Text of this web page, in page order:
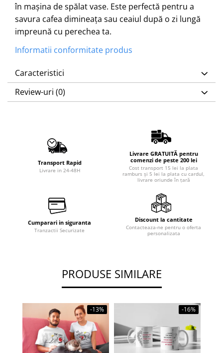
în mașina de spălat vase. Este perfectă pentru a
savura cafea dimineața sau ceaiul după o zi lungă
impreună cu perechea ta.
Informatii conformitate produs
Caracteristici
Review-uri (0)
Transport Rapid
Livrare in 24-48H
Livrare GRATUITĂ pentru
comenzi de peste 200 lei
Cost transport 15 lei la plata
ramburs și 5 lei la plata cu cardul,
livrare oriunde în țară
Cumparari in siguranta
Tranzactii Securizate
Discount la cantitate
Contacteaza-ne pentru o oferta
personalizata
PRODUSE SIMILARE
-13% -16%